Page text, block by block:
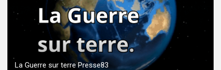
La Guerre sur terre Presse83